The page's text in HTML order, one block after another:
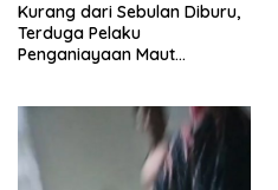
Kurang dari Sebulan Diburu,
Terduga Pelaku
Penganiayaan Maut